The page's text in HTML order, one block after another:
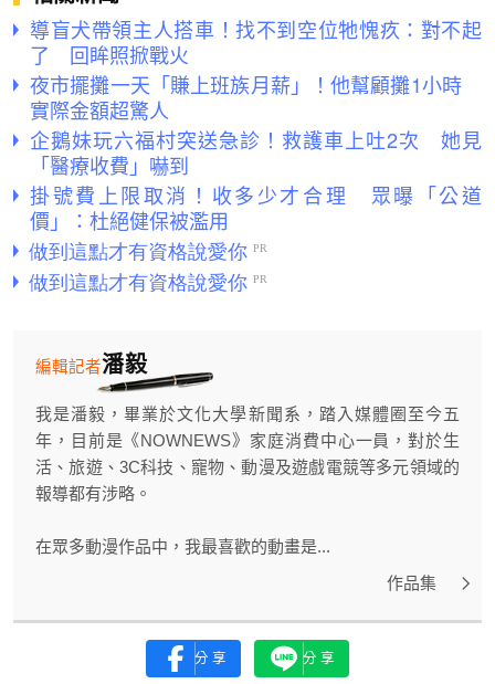
導盲犬帶領主人搭車！找不到空位牠愧疚：對不起
了 回眸照掀戰火
夜市擺攤一天「賺上班族月薪」！他幫顧攤1小時
實際金額超驚人
企鵝妹玩六福村突送急診！救護車上吐2次 她見
「醫療收費」嚇到
掛號費上限取消！收多少才合理 眾曝「公道
價」：杜絕健保被濫用
潘毅
編輯記者
我是潘毅，畢業於文化大學新聞系，踏入媒體圈至今五
年，目前是《NOWNEWS》家庭消費中心一員，對於生
活、旅遊、3C科技、寵物、動漫及遊戲電競等多元領域的
報導都有涉略。
在眾多動漫作品中，我最喜歡的動畫是...
作品集
分享 分享